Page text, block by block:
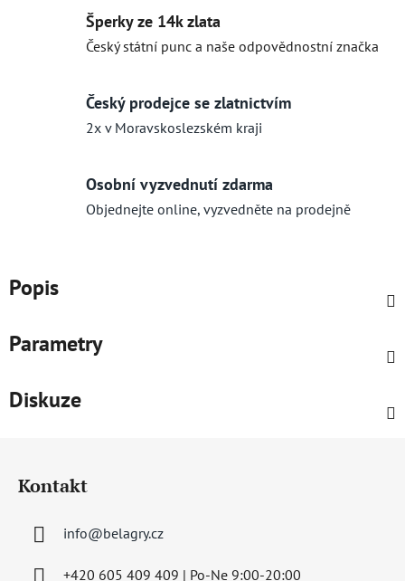
Šperky ze 14k zlata
Český státní punc a naše odpovědnostní značka
Český prodejce se zlatnictvím
2x v Moravskoslezském kraji
Osobní vyzvednutí zdarma
Objednejte online, vyzvedněte na prodejně
Popis
Parametry
Diskuze
Kontakt
info@belagry.cz
+420 605 409 409 | Po-Ne 9:00-20:00